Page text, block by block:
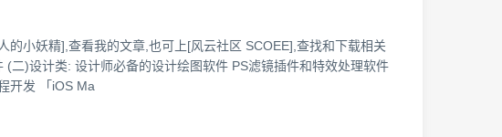
小妖精],查看我的文章,也可上[风云社区 SCOEE],查找和下载相关
)设计类: 设计师必备的设计绘图软件 PS滤镜插件和特效处理软件
开发 「iOS Ma